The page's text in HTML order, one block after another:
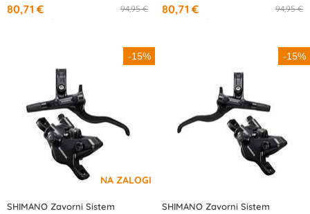
94,95 €
80,71 €
/mesec
94,95 €
80,71 €
/mesec
-15%
SHIMANO Zavorni Sistem
-15%
SHIMANO Zavorni Sistem